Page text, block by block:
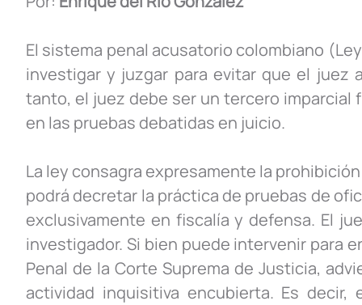
El sistema penal acusatorio colombiano
investigar y juzgar para evitar que el juez
tanto, el juez debe ser un tercero
en las pruebas debatidas en juicio.
La ley consagra expresamente la
podrá decretar la práctica de pruebas de
exclusivamente en fiscalía y defensa. El
investigador. Si bien puede intervenir para
Penal de la Corte Suprema de Justicia,
actividad inquisitiva encubierta. Es